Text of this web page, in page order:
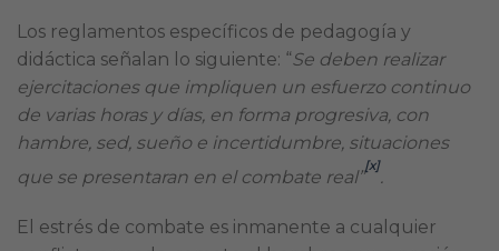
Los reglamentos específicos de pedagogía y
didáctica señalan lo siguiente: “Se deben realizar
ejercitaciones que impliquen un esfuerzo continuo
de varias horas y días, en forma progresiva, con
hambre, sed, sueño e incertidumbre, situaciones
que se presentaran en el combate real”
[x]
El estrés de combate es inmanente a cualquier